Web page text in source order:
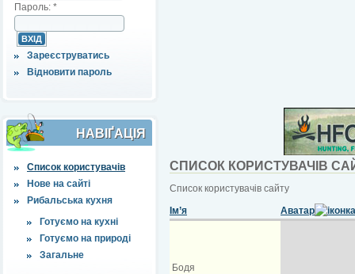
Пароль: *
Зареєструватись
Відновити пароль
НАВІҐАЦІЯ
Список користувачів
Нове на сайті
Рибальська кухня
Готуємо на кухні
Готуємо на природі
Загальне
СПИСОК КОРИСТУВАЧІВ
Список користувачів сайту
Ім’я
Аватар
Бодя